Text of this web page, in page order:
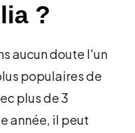
?
aucun doute l'un
populaires de
plus de 3
année, il peut